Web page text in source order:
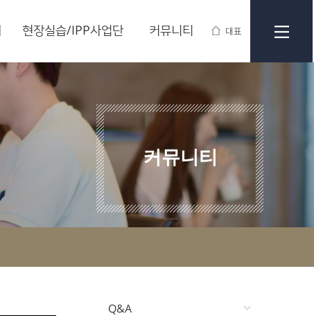
대표
현장실습/IPP사업단 커뮤니티
커뮤니티
Q&A